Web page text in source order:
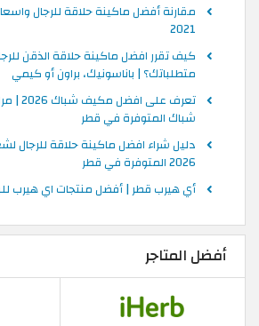
مقارنة أفضل ماكينة حلاقة للرجال
2021
متطلباتك؟ | باناسونيك، براون أو كيمي
تعرف
شباك المتوفرة في قطر
دليل شراء افضل ماكينة حلاقة للرجال
2026 المتوفرة في قطر
أي هيرب قطر | أفضل منتجات اي هيرب
أفضل المتاجر